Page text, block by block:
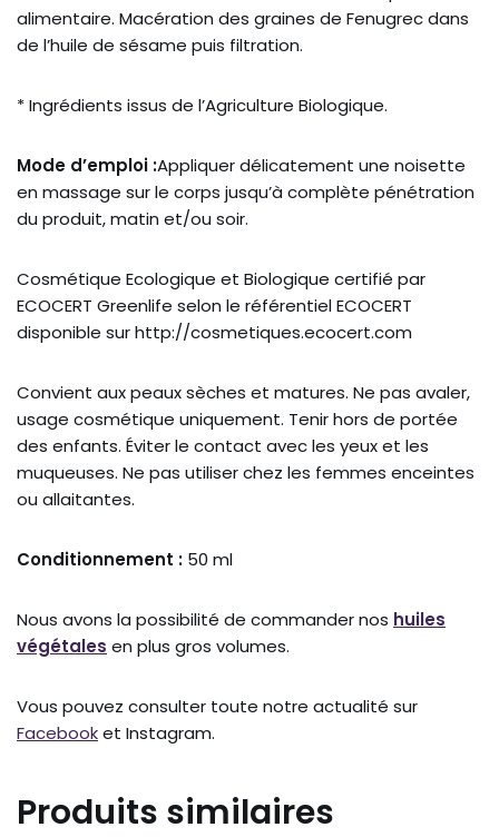
alimentaire. Macération des graines de Fenugrec dans
de l’huile de sésame puis filtration.
* Ingrédients issus de l’Agriculture Biologique.
Mode d’emploi :Appliquer délicatement une noisette
en massage sur le corps jusqu’à complète pénétration
du produit, matin et/ou soir.
Cosmétique Ecologique et Biologique certifié par
ECOCERT Greenlife selon le référentiel ECOCERT
disponible sur http://cosmetiques.ecocert.com
Convient aux peaux sèches et matures. Ne pas avaler,
usage cosmétique uniquement. Tenir hors de portée
des enfants. Éviter le contact avec les yeux et les
muqueuses. Ne pas utiliser chez les femmes enceintes
ou allaitantes.
Conditionnement : 50 ml
Nous avons la possibilité de commander nos huiles
végétales en plus gros volumes.
Vous pouvez consulter toute notre actualité sur
Facebooket Instagram.
Produits similaires